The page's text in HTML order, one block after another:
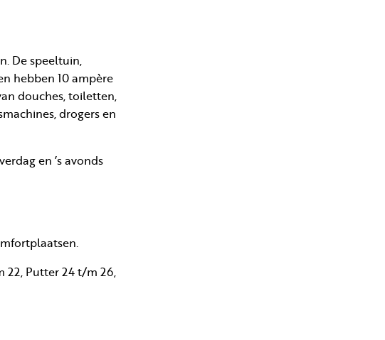
De speeltuin,
hebben 10 ampère
douches, toiletten,
drogers en
en ’s avonds
22, Putter 24 t/m 26,